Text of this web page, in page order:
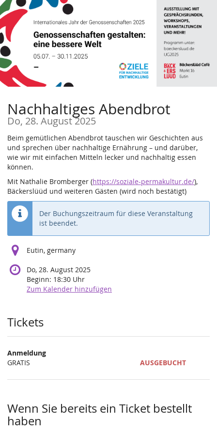
Zum
Haupt-
Inhalt
springen
Nachhaltiges Abendbrot
Do, 28. August 2025
Beim gemütlichen Abendbrot tauschen wir Geschichten aus
und sprechen über nachhaltige Ernährung – und darüber,
wie wir mit einfachen Mitteln lecker und nachhaltig essen
können.
Mit Nathalie Bromberger (https://soziale-permakultur.de/),
Bäckerslüüd und weiteren Gästen (wird noch bestätigt)
Der Buchungszeitraum für diese Veranstaltung
ist beendet.
Eutin, germany
Do, 28. August 2025
Beginn: 18:30 Uhr
Zum Kalender hinzufügen
Produkte
Tickets
Anmeldung
GRATIS
AUSGEBUCHT
Wenn Sie bereits ein Ticket bestellt
haben